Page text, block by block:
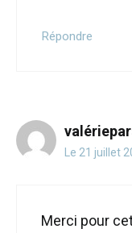
Répondre
Le 21 juillet
Merci pour